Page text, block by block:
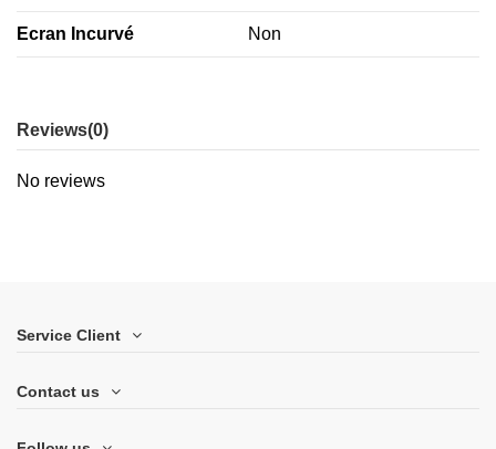
Ecran Incurvé Non
Reviews(0)
No reviews
Service Client
Contact us